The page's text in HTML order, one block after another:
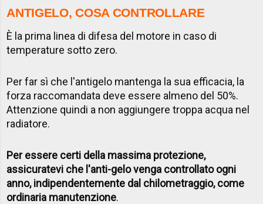
ANTIGELO, COSA CONTROLLARE
È la prima linea di difesa del motore in caso di
temperature sotto zero.
Per far sì che l'antigelo mantenga la sua efficacia, la
forza raccomandata deve essere almeno del 50%.
Attenzione quindi a non aggiungere troppa acqua nel
radiatore.
Per essere certi della massima protezione,
assicuratevi che l'anti-gelo venga controllato ogni
anno, indipendentemente dal chilometraggio, come
ordinaria manutenzione.